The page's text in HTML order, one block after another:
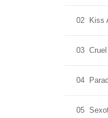
02 Kiss
03
04
05